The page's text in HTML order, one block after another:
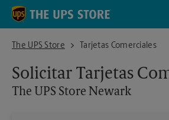
Skip to content
Return to Nav
The UPS Store
The UPS Store NewarkTarjetas Comerciales
Solicitar Tarjetas
The UPS Store Newark